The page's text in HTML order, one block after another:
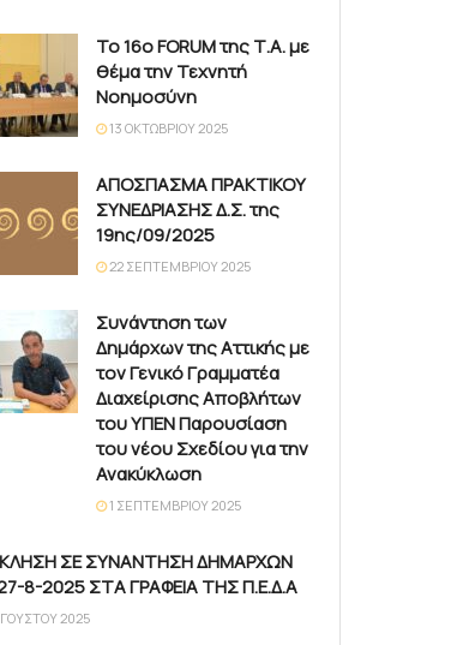
Το 16ο FORUM της Τ.Α. με
θέμα την Τεχνητή
Νοημοσύνη
13 ΟΚΤΩΒΡΊΟΥ 2025
ΑΠΟΣΠΑΣΜΑ ΠΡΑΚΤΙΚΟΥ
ΣΥΝΕΔΡΙΑΣΗΣ Δ.Σ. της
19ης/09/2025
22 ΣΕΠΤΕΜΒΡΊΟΥ 2025
Συνάντηση των
Δημάρχων της Αττικής με
τον Γενικό Γραμματέα
Διαχείρισης Αποβλήτων
του ΥΠΕΝ Παρουσίαση
του νέου Σχεδίου για την
Ανακύκλωση
1 ΣΕΠΤΕΜΒΡΊΟΥ 2025
ΣΕ ΣΥΝΑΝΤΗΣΗ ΔΗΜΑΡΧΩΝ
8-2025 ΣΤΑ ΓΡΑΦΕΙΑ ΤΗΣ Π.Ε.Δ.Α
2025